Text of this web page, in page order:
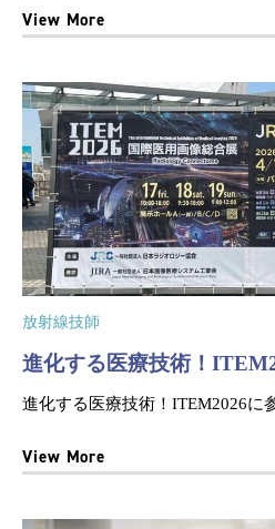
View More
放射線技師
進化する医療技術！
進化する医療技術！ITEM2026に
View More